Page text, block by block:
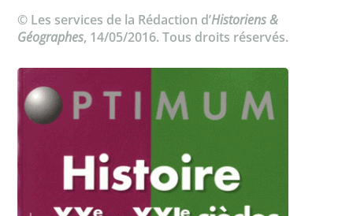
© Les services de la Rédaction d’Historiens &
Géographes, 14/05/2016. Tous droits réservés.